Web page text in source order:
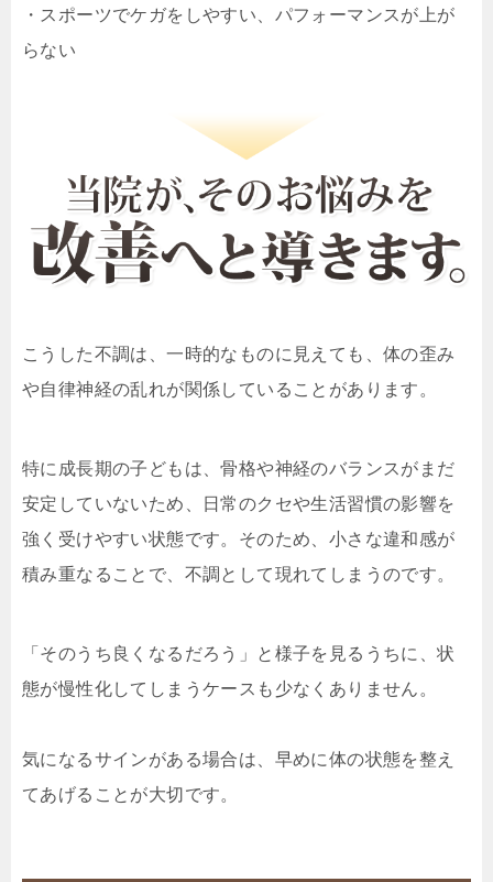
・スポーツでケガをしやすい、パフォーマンスが上が
らない
こうした不調は、一時的なものに見えても、体の歪み
や自律神経の乱れが関係していることがあります。
特に成長期の子どもは、骨格や神経のバランスがまだ
安定していないため、日常のクセや生活習慣の影響を
強く受けやすい状態です。そのため、小さな違和感が
積み重なることで、不調として現れてしまうのです。
「そのうち良くなるだろう」と様子を見るうちに、状
態が慢性化してしまうケースも少なくありません。
気になるサインがある場合は、早めに体の状態を整え
てあげることが大切です。